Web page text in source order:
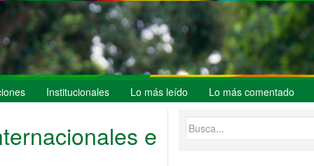
Institucionales Lo más leído Lo más comentado
e Buscar: